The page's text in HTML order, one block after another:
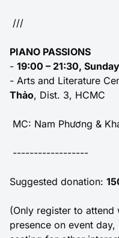
///
PIANO PASSIONS
- 19:00 – 21:30,
- Arts and Literature
Thảo, Dist. 3, HCMC
MC: Nam Phương &
------------------
Suggested donation:
(Only register to
presence on event